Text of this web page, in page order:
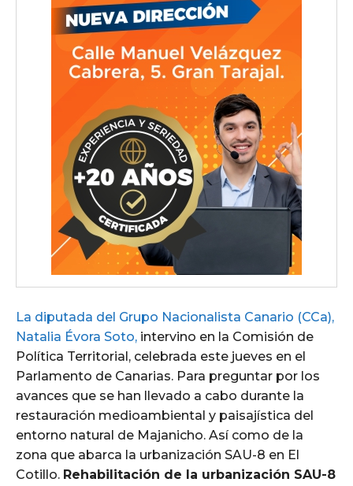
La diputada del Grupo Nacionalista Canario (CCa),
Natalia Évora Soto, intervino en la Comisión de
Política Territorial, celebrada este jueves en el
Parlamento de Canarias. Para preguntar por los
avances que se han llevado a cabo durante la
restauración medioambiental y paisajística del
entorno natural de Majanicho. Así como de la
zona que abarca la urbanización SAU-8 en El
Cotillo. Rehabilitación de la urbanización SAU-8